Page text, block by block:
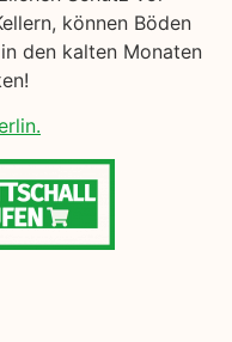
können Böden
den kalten Monaten